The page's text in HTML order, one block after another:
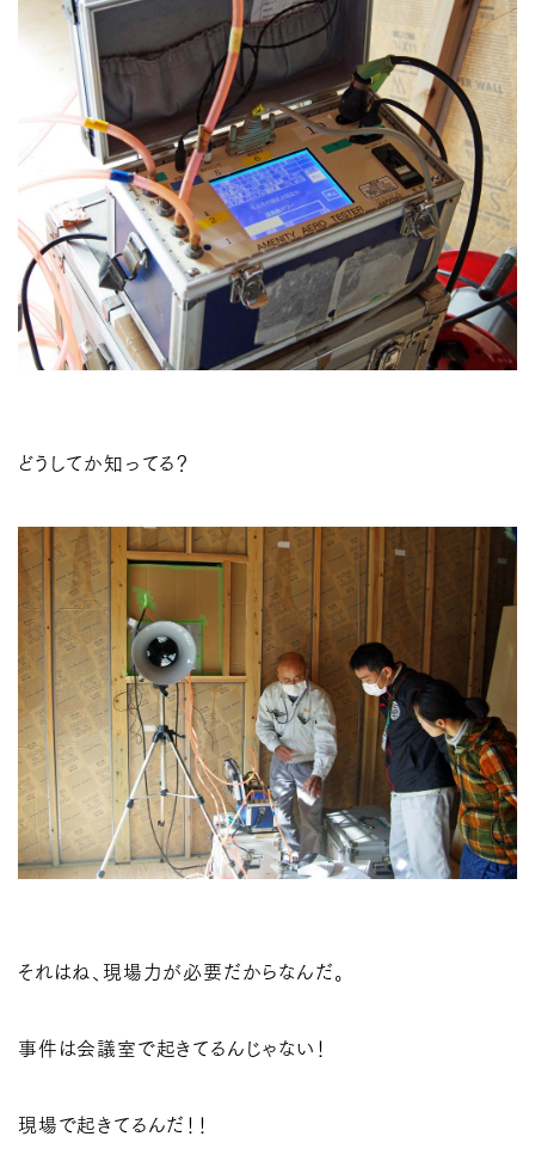
どうしてか知ってる？
それはね、現場力が必要だからなんだ。
事件は会議室で起きてるんじゃない！
現場で起きてるんだ！！